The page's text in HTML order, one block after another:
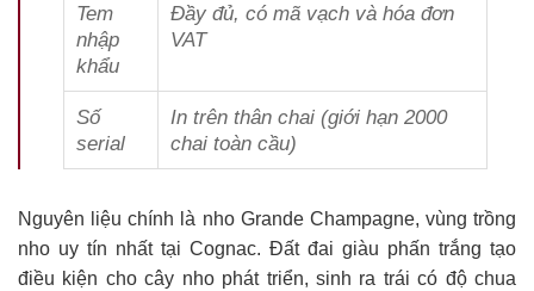
Tem
nhập
khẩu
Đầy đủ, có mã vạch và hóa đơn
VAT
Số
serial
In trên thân chai (giới hạn 2000
chai toàn cầu)
Nguyên liệu chính là nho Grande Champagne, vùng trồng
nho uy tín nhất tại Cognac. Đất đai giàu phấn trắng tạo
điều kiện cho cây nho phát triển, sinh ra trái có độ chua